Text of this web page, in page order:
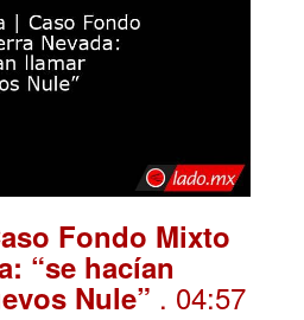
Fondo Mixto
“se hacían
Nule” . 04:57